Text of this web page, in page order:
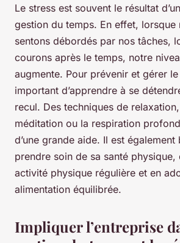
Le stress est souvent le résultat
gestion du temps. En effet, lorsque
sentons débordés par nos tâches,
courons après le temps, notre
augmente. Pour prévenir et gérer
important d’apprendre à se
recul. Des techniques de
méditation ou la respiration
d’une grande aide. Il est
prendre soin de sa santé physique,
activité physique régulière et en
alimentation équilibrée.
Impliquer l’entreprise